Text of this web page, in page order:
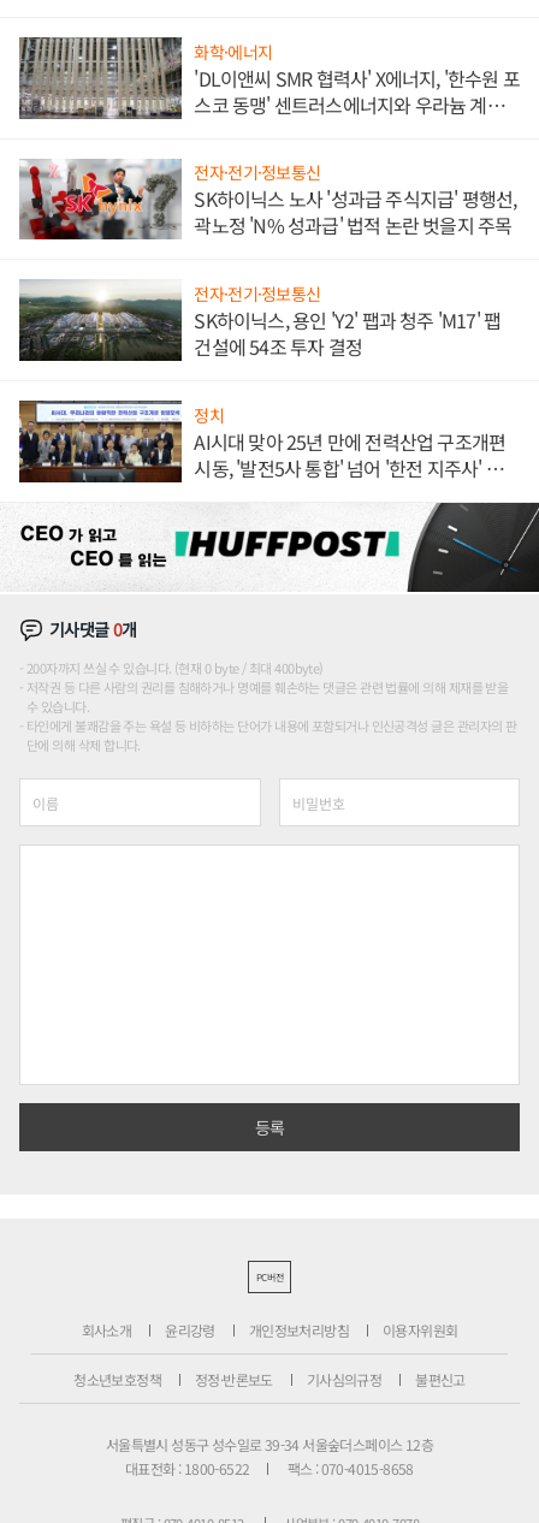
화학·에너지
'DL이앤씨 SMR 협력사' X에너지, '한수원 포
스코 동맹' 센트러스에너지와 우라늄 계약
전자·전기·정보통신
SK하이닉스 노사 '성과급 주식지급' 평행선,
곽노정 'N% 성과급' 법적 논란 벗을지 주목
전자·전기·정보통신
SK하이닉스, 용인 'Y2' 팹과 청주 'M17' 팹
건설에 54조 투자 결정
정치
AI시대 맞아 25년 만에 전력산업 구조개편
시동, '발전5사 통합' 넘어 '한전 지주사' 재편
기사댓글0개
200자까지 쓰실 수 있습니다. (현재 0 byte / 최대 400byte)
저작권 등 다른 사람의 권리를 침해하거나 명예를 훼손하는 댓글은 관련 법률에 의해 제재를 받을
수 있습니다.
타인에게 불쾌감을 주는 욕설 등 비하하는 단어가 내용에 포함되거나 인신공격성 글은 관리자의 판
단에 의해 삭제 합니다.
PC버전
회사소개 윤리강령 개인정보처리방침 이용자위원회
청소년보호정책 정정·반론보도 기사심의규정 불편신고
서울특별시 성동구 성수일로 39-34 서울숲더스페이스 12층
대표전화 : 1800-6522
팩스 : 070-4015-8658